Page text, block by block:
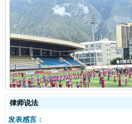
阿坝州三大球赛在茂县开幕
律师说法
发表感言：